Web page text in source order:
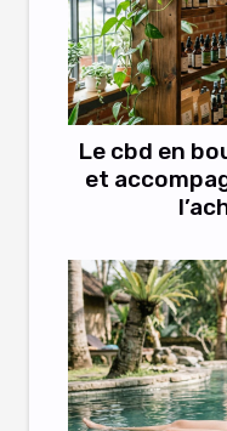
Le cbd en
et